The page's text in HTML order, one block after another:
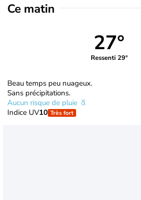
Ce matin
27°
Ressenti 29°
Beau temps peu nuageux.
Sans précipitations.
Aucun risque de pluie
Indice UV10 Très fort